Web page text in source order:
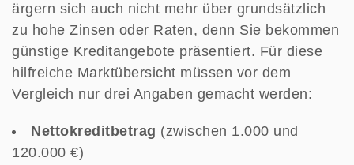
ärgern sich auch nicht mehr über grundsätzlich
zu hohe Zinsen oder Raten, denn Sie bekommen
günstige Kreditangebote präsentiert. Für diese
hilfreiche Marktübersicht müssen vor dem
Vergleich nur drei Angaben gemacht werden:
Nettokreditbetrag (zwischen 1.000 und
120.000 €)